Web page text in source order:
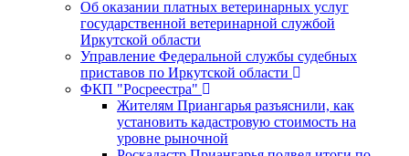
Об оказании платных ветеринарных услуг
государственной ветеринарной службой
Иркутской области
Управление Федеральной службы судебных
приставов по Иркутской области
ФКП "Росреестра"
Жителям Приангарья разъяснили, как
установить кадастровую стоимость на
уровне рыночной